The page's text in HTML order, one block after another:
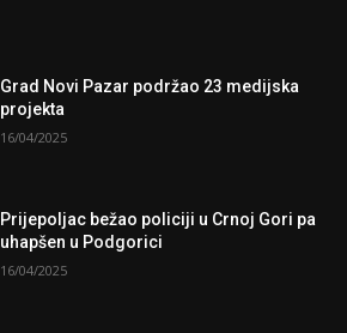
Grad Novi Pazar podržao 23 medijska
projekta
16/04/2025
Prijepoljac bežao policiji u Crnoj Gori pa
uhapšen u Podgorici
16/04/2025